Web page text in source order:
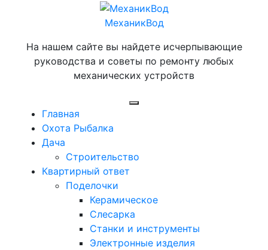
МеханикВод
На нашем сайте вы найдете исчерпывающие
руководства и советы по ремонту любых
механических устройств
Главная
Охота Рыбалка
Дача
Строительство
Квартирный ответ
Поделочки
Керамическое
Слесарка
Станки и инструменты
Электронные изделия